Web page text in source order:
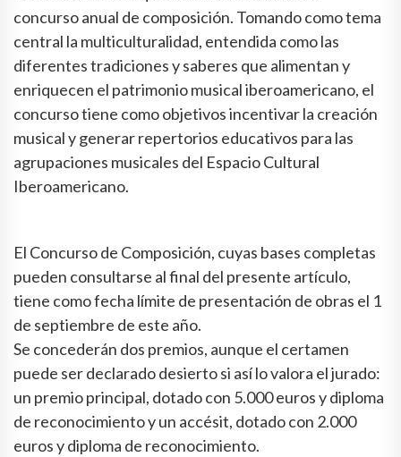
concurso anual de composición. Tomando como tema
central la multiculturalidad, entendida como las
diferentes tradiciones y saberes que alimentan y
enriquecen el patrimonio musical iberoamericano, el
concurso tiene como objetivos incentivar la creación
musical y generar repertorios educativos para las
agrupaciones musicales del Espacio Cultural
Iberoamericano.
El Concurso de Composición, cuyas bases completas
pueden consultarse al final del presente artículo,
tiene como fecha límite de presentación de obras el 1
de septiembre de este año.
Se concederán dos premios, aunque el certamen
puede ser declarado desierto si así lo valora el jurado:
un premio principal, dotado con 5.000 euros y diploma
de reconocimiento y un accésit, dotado con 2.000
euros y diploma de reconocimiento.